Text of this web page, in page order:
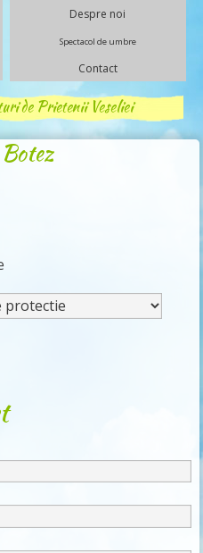
Despre noi
Spectacol de umbre
Contact
de Prietenii Veseliei